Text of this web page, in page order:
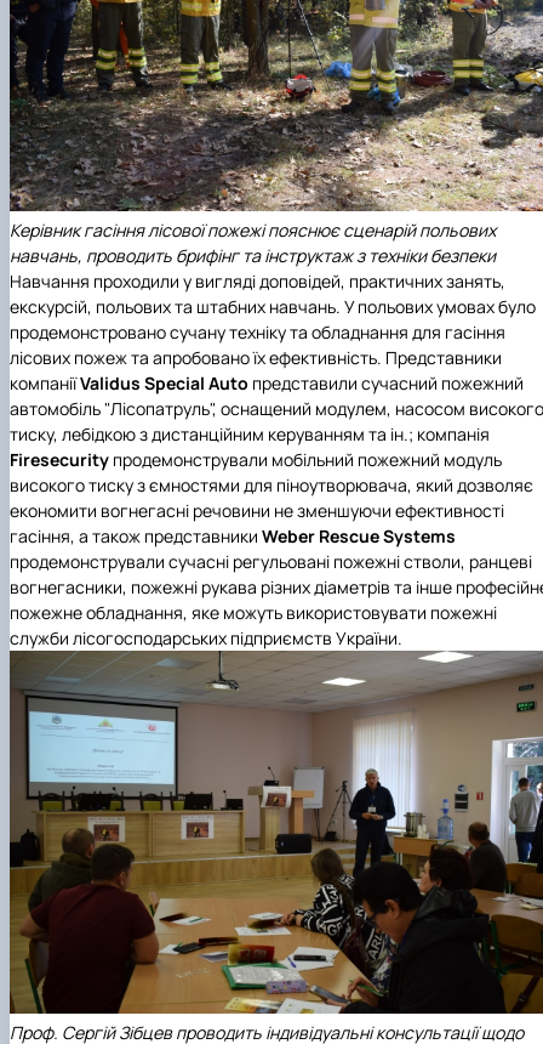
Керівник гасіння лісової пожежі пояснює сценарій польових
навчань, проводить брифінг та інструктаж з техніки безпеки
Навчання проходили у вигляді доповідей, практичних занять,
екскурсій, польових та штабних навчань. У польових умовах було
продемонстровано сучану техніку та обладнання для гасіння
лісових пожеж та апробовано їх ефективність. Представники
компаніїValidus Special Auto представили сучасний пожежний
автомобіль "Лісопатруль", оснащений модулем, насосом високого
тиску, лебідкою з дистанційним керуванням та ін.; компанія
Firesecurity продемонстрували мобільний пожежний модуль
високого тиску з ємностями для піноутворювача, який дозволяє
економити вогнегасні речовини не зменшуючи ефективності
гасіння, а також представники Weber Rescue Systems
продемонстрували сучасні регульовані пожежні стволи, ранцеві
вогнегасники, пожежні рукава різних діаметрів та інше
пожежне обладнання, яке можуть використовувати пожежні
служби лісогосподарських підприємств України.
Проф. Сергій Зібцев проводить індивідуальні консультації щодо